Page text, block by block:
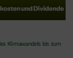
Klimawandels bis zum